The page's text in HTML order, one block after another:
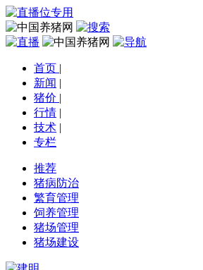
首页 |
新闻 |
猪价 |
行情 |
技术 |
专栏
推荐
猪病防治
繁育管理
饲养管理
猪场管理
猪场建设